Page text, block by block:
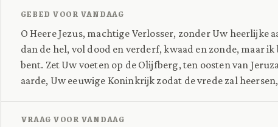
GEBED VOOR VANDAAG
O Heere Jezus, machtige Verlosser, zonder Uw heerlijke
dan de hel, vol dood en verderf, kwaad en zonde, maar
bent. Zet Uw voeten op de Olijfberg, ten oosten van
aarde, Uw eeuwige Koninkrijk zodat de vrede zal
VRAAG VOOR VANDAAG